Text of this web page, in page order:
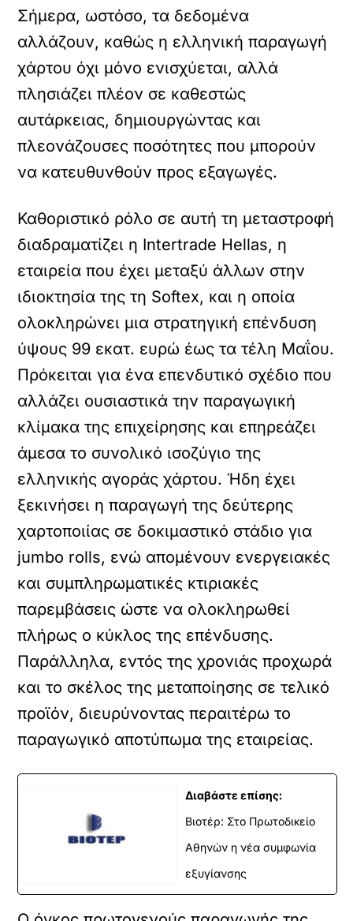
Σήμερα, ωστόσο, τα δεδομένα
αλλάζουν, καθώς η ελληνική παραγωγή
χάρτου όχι μόνο ενισχύεται, αλλά
πλησιάζει πλέον σε καθεστώς
αυτάρκειας, δημιουργώντας και
πλεονάζουσες ποσότητες που μπορούν
να κατευθυνθούν προς εξαγωγές.
Καθοριστικό ρόλο σε αυτή τη μεταστροφή
διαδραματίζει η Intertrade Hellas, η
εταιρεία που έχει μεταξύ άλλων στην
ιδιοκτησία της τη Softex, και η οποία
ολοκληρώνει μια στρατηγική επένδυση
ύψους 99 εκατ. ευρώ έως τα τέλη Μαΐου.
Πρόκειται για ένα επενδυτικό σχέδιο που
αλλάζει ουσιαστικά την παραγωγική
κλίμακα της επιχείρησης και επηρεάζει
άμεσα το συνολικό ισοζύγιο της
ελληνικής αγοράς χάρτου. Ήδη έχει
ξεκινήσει η παραγωγή της δεύτερης
χαρτοποιίας σε δοκιμαστικό στάδιο για
jumbo rolls, ενώ απομένουν ενεργειακές
και συμπληρωματικές κτιριακές
παρεμβάσεις ώστε να ολοκληρωθεί
πλήρως ο κύκλος της επένδυσης.
Παράλληλα, εντός της χρονιάς προχωρά
και το σκέλος της μεταποίησης σε τελικό
προϊόν, διευρύνοντας περαιτέρω το
παραγωγικό αποτύπωμα της εταιρείας.
Διαβάστε επίσης:
Βιοτέρ: Στο Πρωτοδικείο
Αθηνών η νέα συμφωνία
εξυγίανσης